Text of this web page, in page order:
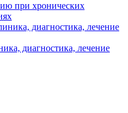
при хронических
диагностика, лечение